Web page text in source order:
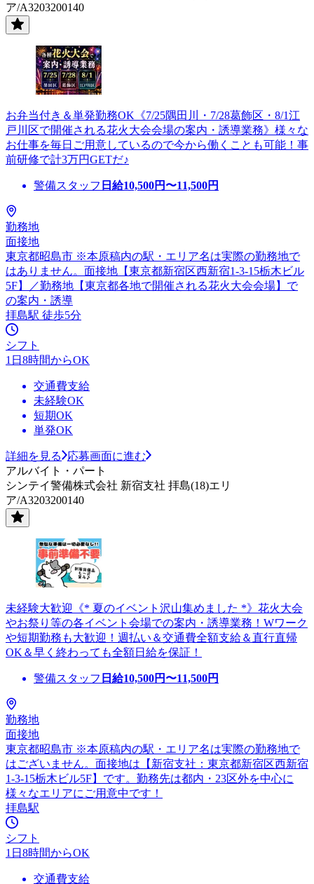
ア/A3203200140
お弁当付き＆単発勤務OK《7/25隅田川・7/28葛飾区・8/1江
戸川区で開催される花火大会会場の案内・誘導業務》様々な
お仕事を毎日ご用意しているので今から働くことも可能！事
前研修で計3万円GETだ♪
警備スタッフ 日給10,500円〜11,500円
勤務地
面接地
東京都昭島市 ※本原稿内の駅・エリア名は実際の勤務地で
はありません。面接地【東京都新宿区西新宿1-3-15栃木ビル
5F】／勤務地【東京都各地で開催される花火大会会場】で
の案内・誘導
拝島駅 徒歩5分
シフト
1日8時間からOK
交通費支給
未経験OK
短期OK
単発OK
詳細を見る
応募画面に進む
アルバイト・パート
シンテイ警備株式会社 新宿支社 拝島(18)エリ
ア/A3203200140
未経験大歓迎《* 夏のイベント沢山集めました *》花火大会
やお祭り等の各イベント会場での案内・誘導業務！Wワーク
や短期勤務も大歓迎！週払い＆交通費全額支給＆直行直帰
OK＆早く終わっても全額日給を保証！
警備スタッフ 日給10,500円〜11,500円
勤務地
面接地
東京都昭島市 ※本原稿内の駅・エリア名は実際の勤務地で
はございません。面接地は【新宿支社：東京都新宿区西新宿
1-3-15栃木ビル5F】です。勤務先は都内・23区外を中心に
様々なエリアにご用意中です！
拝島駅
シフト
1日8時間からOK
交通費支給